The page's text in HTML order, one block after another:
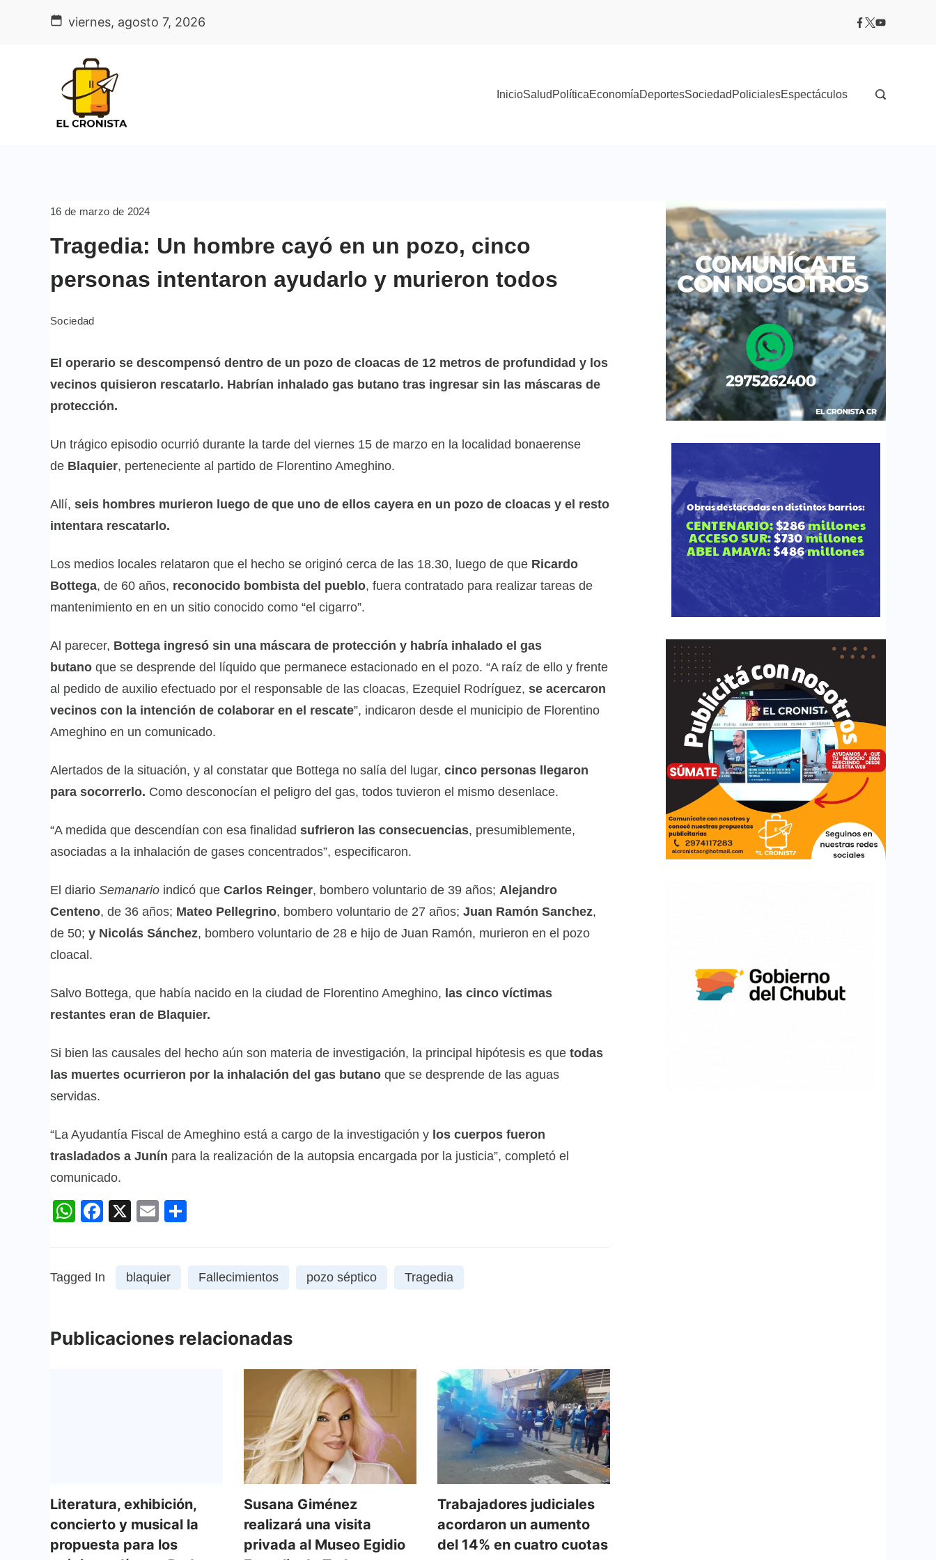
viernes, agosto 7, 2026
InicioSalud PolíticaEconomíaDeportesSociedad PolicialesEspectáculos
16 de marzo de 2024
Tragedia: Un hombre cayó en un pozo, cinco
personas intentaron ayudarlo y murieron todos
Sociedad
El operario se descompensó dentro de un pozo de cloacas de 12 metros de profundidad y los
vecinos quisieron rescatarlo. Habrían inhalado gas butano tras ingresar sin las máscaras de
protección.
Un trágico episodio ocurrió durante la tarde del viernes 15 de marzo en la localidad bonaerense
de Blaquier, perteneciente al partido de Florentino Ameghino.
Allí, seis hombres murieron luego de que uno de ellos cayera en un pozo de cloacas y el resto
intentara rescatarlo.
Los medios locales relataron que el hecho se originó cerca de las 18.30, luego de que Ricardo
Bottega, de 60 años, reconocido bombista del pueblo, fuera contratado para realizar tareas de
mantenimiento en en un sitio conocido como “el cigarro”.
Al parecer, Bottega ingresó sin una máscara de protección y habría inhalado el gas
butano que se desprende del líquido que permanece estacionado en el pozo. “A raíz de ello y frente
al pedido de auxilio efectuado por el responsable de las cloacas, Ezequiel Rodríguez, se acercaron
vecinos con la intención de colaborar en el rescate”, indicaron desde el municipio de Florentino
Ameghino en un comunicado.
Alertados de la situación, y al constatar que Bottega no salía del lugar, cinco personas llegaron
para socorrerlo. Como desconocían el peligro del gas, todos tuvieron el mismo desenlace.
“A medida que descendían con esa finalidad sufrieron las consecuencias, presumiblemente,
asociadas a la inhalación de gases concentrados”, especificaron.
El diario Semanario indicó que Carlos Reinger, bombero voluntario de 39 años; Alejandro
Centeno, de 36 años; Mateo Pellegrino, bombero voluntario de 27 años; Juan Ramón Sanchez,
de 50; y Nicolás Sánchez, bombero voluntario de 28 e hijo de Juan Ramón, murieron en el pozo
cloacal.
Salvo Bottega, que había nacido en la ciudad de Florentino Ameghino, las cinco víctimas
restantes eran de Blaquier.
Si bien las causales del hecho aún son materia de investigación, la principal hipótesis es que todas
las muertes ocurrieron por la inhalación del gas butano que se desprende de las aguas
servidas.
“La Ayudantía Fiscal de Ameghino está a cargo de la investigación y los cuerpos fueron
trasladados a Junín para la realización de la autopsia encargada por la justicia”, completó el
comunicado.
WhatsApp
Facebook
X Email
Tagged In blaquier Fallecimientos pozo séptico Tragedia
Publicaciones relacionadas
Literatura, exhibición,
concierto y musical la
propuesta para los
Susana Giménez
realizará una visita
privada al Museo Egidio
Trabajadores judiciales
acordaron un aumento
del 14% en cuatro cuotas